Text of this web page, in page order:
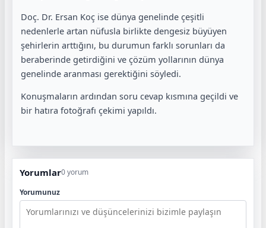
Doç. Dr. Ersan Koç ise dünya genelinde çeşitli
nedenlerle artan nüfusla birlikte dengesiz büyüyen
şehirlerin arttığını, bu durumun farklı sorunları da
beraberinde getirdiğini ve çözüm yollarının dünya
genelinde aranması gerektiğini söyledi.
Konuşmaların ardından soru cevap kısmına geçildi ve
bir hatıra fotoğrafı çekimi yapıldı.
Yorumlar0 yorum
Yorumunuz